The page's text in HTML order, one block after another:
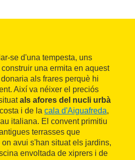
se d'una tempesta, uns
una ermita en aquest
donaria als frares perquè hi
Així va néixer el preciós
als afores del nucli urbà
i de la cala d'Aiguafreda,
italiana. El convent primitiu
terrasses que
avui s'han situat els jardins,
envoltada de xiprers i de